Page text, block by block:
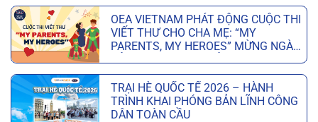
OEA VIETNAM PHÁT ĐỘNG CUỘC THI
VIẾT THƯ CHO CHA MẸ: “MY
PARENTS, MY HEROES” MỪNG NGÀY
TRẠI HÈ QUỐC TẾ 2026 – HÀNH
TRÌNH KHAI PHÓNG BẢN LĨNH CÔNG
DÂN TOÀN CẦU